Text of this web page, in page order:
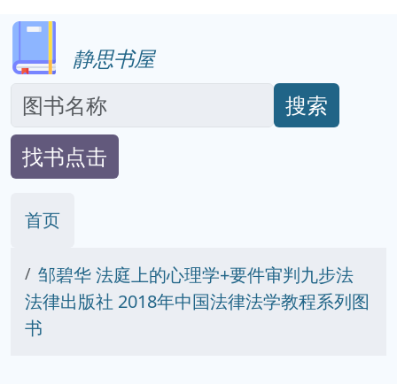
静思书屋
搜索
找书点击
首页
邹碧华 法庭上的心理学+要件审判九步法
法律出版社 2018年中国法律法学教程系列图
书